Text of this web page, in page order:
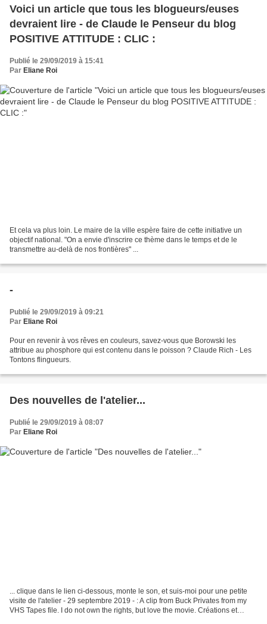
Voici un article que tous les blogueurs/euses
devraient lire - de Claude le Penseur du blog
POSITIVE ATTITUDE : CLIC :
Publié le 29/09/2019 à 15:41
Par Eliane Roi
Et cela va plus loin. Le maire de la ville espère faire de cette initiative un
objectif national. "On a envie d'inscrire ce thème dans le temps et de le
transmettre au-delà de nos frontières" ...
-
Publié le 29/09/2019 à 09:21
Par Eliane Roi
Pour en revenir à vos rêves en couleurs, savez-vous que Borowski les
attribue au phosphore qui est contenu dans le poisson ? Claude Rich - Les
Tontons flingueurs.
Des nouvelles de l'atelier...
Publié le 29/09/2019 à 08:07
Par Eliane Roi
... clique dans le lien ci-dessous, monte le son, et suis-moi pour une petite
visite de l'atelier - 29 septembre 2019 - : A clip from Buck Privates from my
VHS Tapes file. I do not own the rights, but love the movie. Créations et